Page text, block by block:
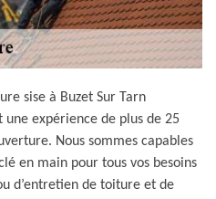
sise à Buzet Sur Tarn
expérience de plus de 25
Nous sommes capables
en main pour tous vos besoins
d’entretien de toiture et de